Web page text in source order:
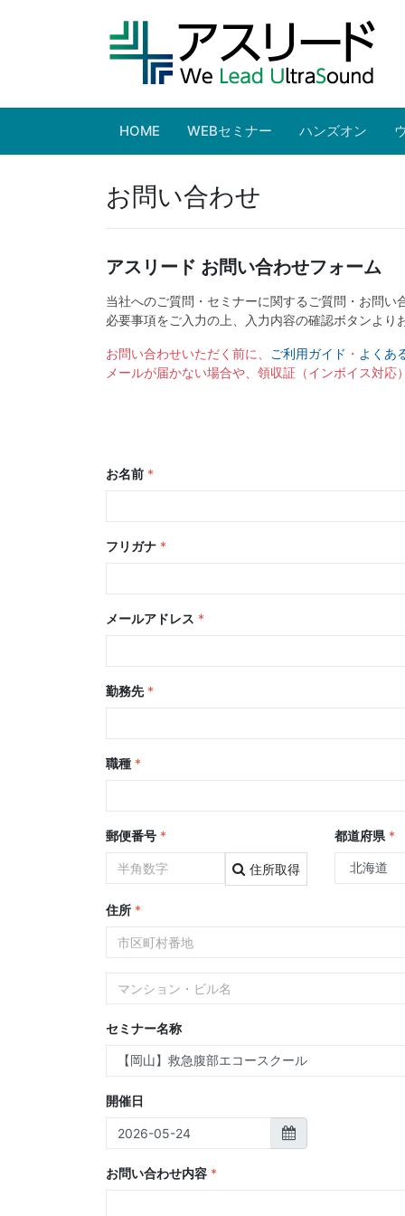
HOME WEBセミナー ハンズオン
お問い合わせ
アスリード お問い合わせフォーム
当社へのご質問・セミナーに関するご質問・お問い
必要事項をご入力の上、入力内容の確認ボタンより
お問い合わせいただく前に、 ご利用ガイド ・ よくあ
メールが届かない場合や、領収証（インボイス対
お名前 *
フリガナ *
メールアドレス *
勤務先 *
職種 *
郵便番号 *
住所取得
都道府県 *
住所 *
セミナー名称
開催日
お問い合わせ内容 *